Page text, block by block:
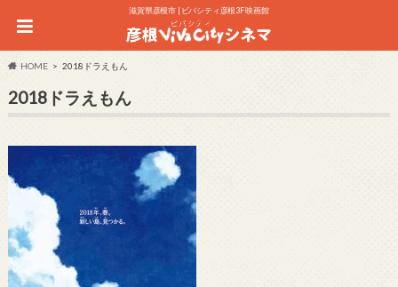
滋賀県彦根市 | ビバシティ彦根3F 映画館
HOME 2018ドラえもん
2018ドラえもん